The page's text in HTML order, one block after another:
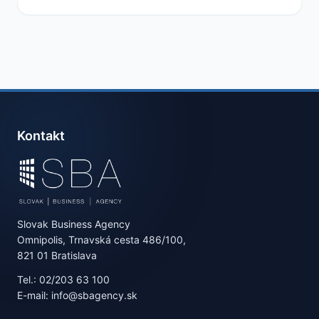
Kontakt
Slovak Business Agency
Omnipolis, Trnavská cesta 486/100,
821 01 Bratislava
Tel.: 02/203 63 100
E-mail: info@sbagency.sk